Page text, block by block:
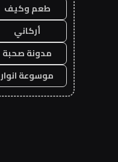
طعم وكيف
أركاني
مدونة صحبة
موسوعة انوار